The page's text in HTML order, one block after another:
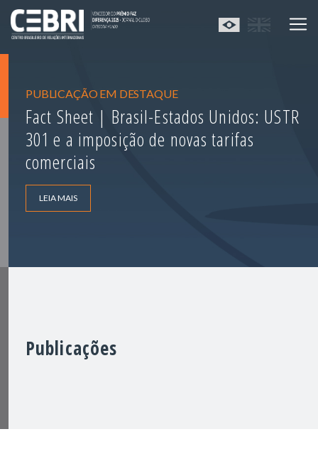
PUBLICAÇÃO EM DESTAQUE
Fact Sheet | Brasil-Estados Unidos: USTR
301 e a imposição de novas tarifas
comerciais
LEIA MAIS
Publicações